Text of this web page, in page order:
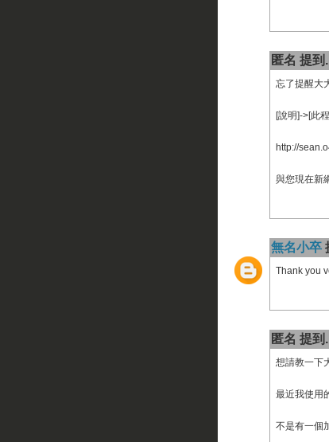
匿名 提到
忘了提醒大
[說明]->[此
http://
與您現在新
無名小卒
Thank you
匿名 提到
想請教一下
最近我使用
不是有一個